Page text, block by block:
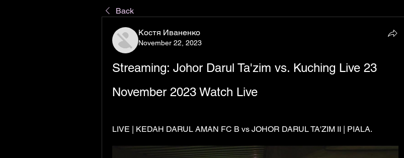
Back
Костя Иваненко
November 22, 2023
Streaming: Johor Darul Ta'zim vs. Kuching Live 23
November 2023 Watch Live
LIVE | KEDAH DARUL AMAN FC B vs JOHOR DARUL TA'ZIM II | PIALA.